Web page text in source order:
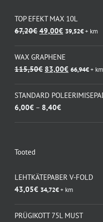
TOP EFEKT MAX 10L
67,20€ Algne
oli:
67,20€.
49,00€Praegune
on:
49,00€.
39,52€+ km
WAX GRAPHENE
115,50€ Algne
oli:
115,50€.
83,00€Praegune
on:
66,94€+ km
STANDARD
6,00€ – 8,40€Hinnavahemik:
Tooted
LEHTKÄTEPABER V-FOLD
43,05€ 34,72€+ km
PRÜGIKOTT 75L MUST